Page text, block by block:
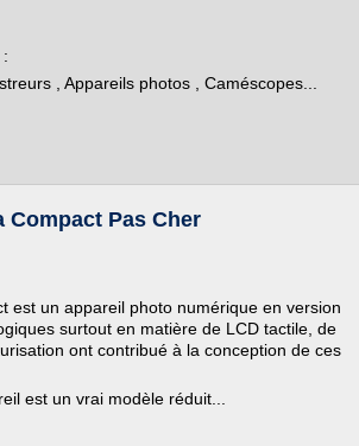
, Appareils photos , Caméscopes...
Pas Cher
est un appareil photo numérique en version
surtout en matière de LCD tactile, de
ont contribué à la conception de ces
est un vrai modèle réduit...